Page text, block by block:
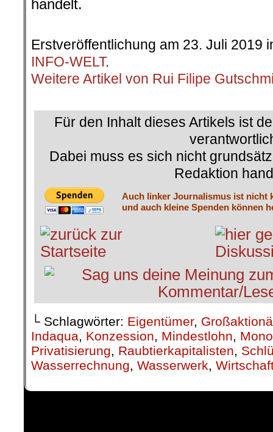
handelt.
Erstveröffentlichung am 23. Juli 2019
INFO-WELT.
Weitere Artikel von Rui Filipe
Für den Inhalt dieses Artikels ist
Dabei muss es sich nicht
Redaktion
Auch linker Journalismus ist nicht
und auch kleine Spenden können
└ Schlagwörter: Eigentümer,
Indaqua
Konzession Mindestlohn
Privatisierung
Raubtierkapitalisten
Wasserrechnung Wasserwerk